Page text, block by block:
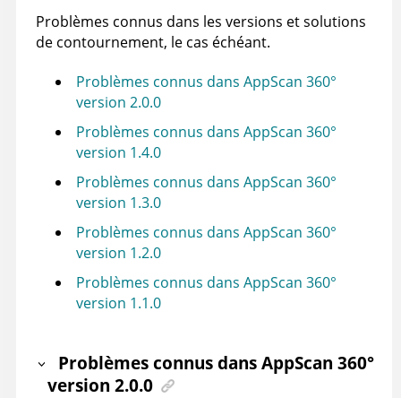
Problèmes connus dans les versions et solutions
de contournement, le cas échéant.
Problèmes connus dans AppScan 360°
version 2.0.0
Problèmes connus dans AppScan 360°
version 1.4.0
Problèmes connus dans AppScan 360°
version 1.3.0
Problèmes connus dans AppScan 360°
version 1.2.0
Problèmes connus dans AppScan 360°
version 1.1.0
Problèmes connus dansAppScan 360°
version 2.0.0